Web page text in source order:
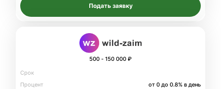
Подать заявку
500 - 150 000 ₽
Срок
Процент
от 0 до 0.8% в день